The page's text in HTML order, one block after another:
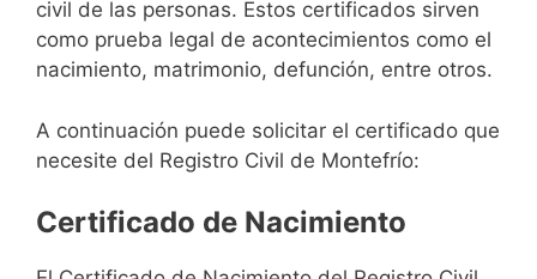
civil de las personas. Estos certificados sirven
como prueba legal de acontecimientos como el
nacimiento, matrimonio, defunción, entre otros.
A continuación puede solicitar el certificado que
necesite del Registro Civil de Montefrío:
Certificado de Nacimiento